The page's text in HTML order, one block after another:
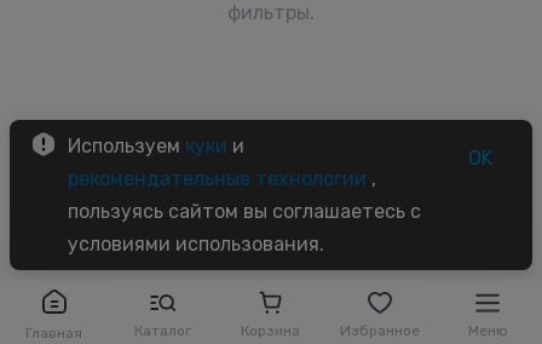
Главная Каталог Корзина Избранное Меню
фильтры.
Используем куки и
рекомендательные технологии ,
пользуясь сайтом вы соглашаетесь с
условиями использования.
OK